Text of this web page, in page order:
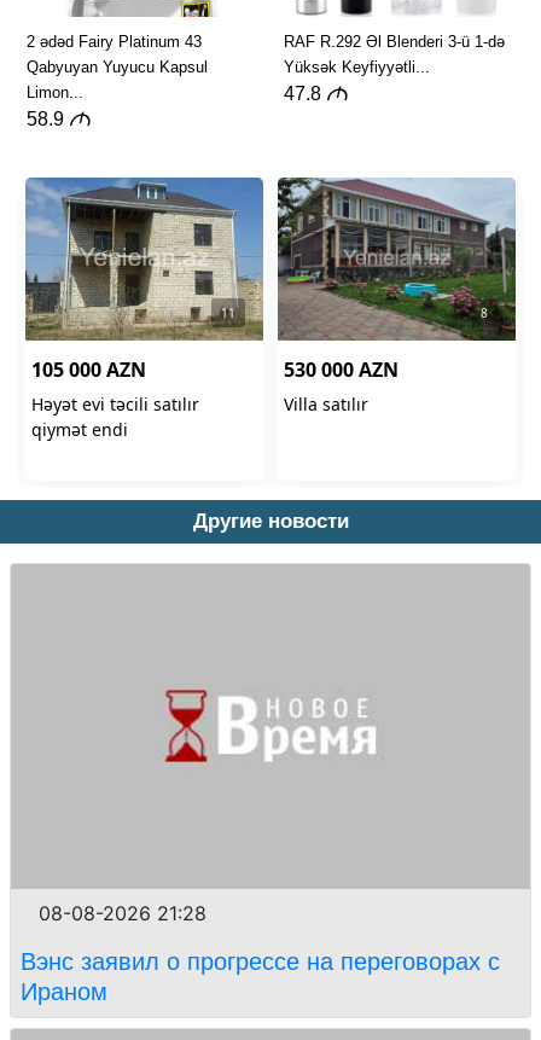
Другие новости
08-08-2026 21:28
Вэнс заявил о прогрессе на переговорах с
Ираном